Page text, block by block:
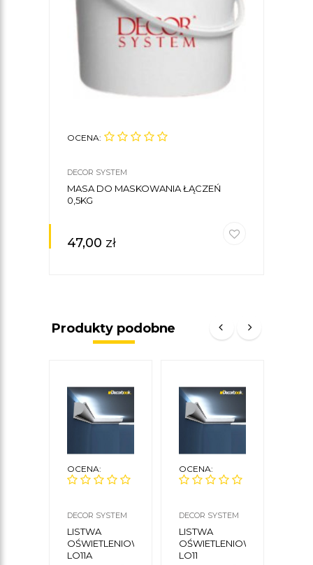
OCENA:
DECOR SYSTEM
MASA DO MASKOWANIA ŁĄCZEŃ
0,5KG
47,00 zł
Produkty podobne
OCENA:
DECOR SYSTEM
LISTWA
OŚWIETLENIOWA
LO11A
OCENA:
DECOR SYSTEM
LISTWA
OŚWIETLENIOWA
LO11